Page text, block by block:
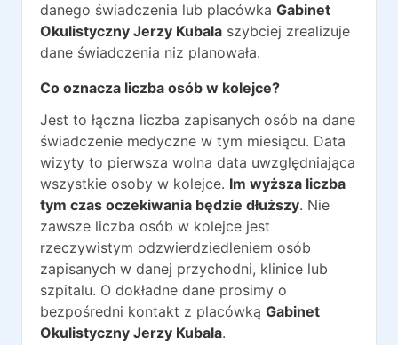
danego świadczenia lub placówka Gabinet
Okulistyczny Jerzy Kubala szybciej zrealizuje
dane świadczenia niz planowała.
Co oznacza liczba osób w kolejce?
Jest to łączna liczba zapisanych osób na dane
świadczenie medyczne w tym miesiącu. Data
wizyty to pierwsza wolna data uwzględniająca
wszystkie osoby w kolejce. Im wyższa liczba
tym czas oczekiwania będzie dłuższy. Nie
zawsze liczba osób w kolejce jest
rzeczywistym odzwierdziedleniem osób
zapisanych w danej przychodni, klinice lub
szpitalu. O dokładne dane prosimy o
bezpośredni kontakt z placówką Gabinet
Okulistyczny Jerzy Kubala.